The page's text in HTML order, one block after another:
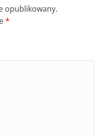
opublikowany.
*